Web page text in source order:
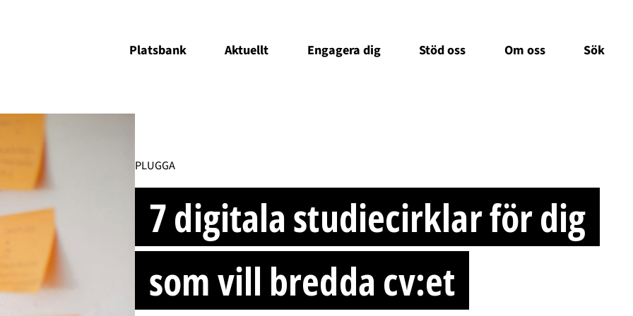
Platsbank Aktuellt Engagera dig Stöd oss Om oss Sök
PLUGGA
7 digitala studiecirklar för dig
som vill bredda cv:et